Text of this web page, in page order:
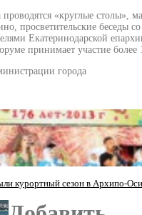
«круглые столы»,
просветительские беседы со
Екатеринодарской
принимает участие более
города
курортный сезон в Архипо-